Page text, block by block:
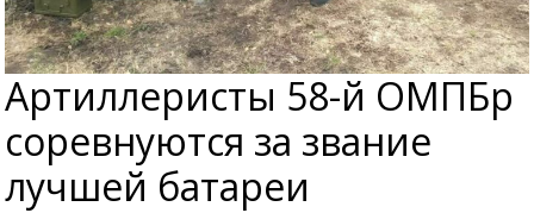
Артиллеристы 58-й ОМПБр
соревнуются за звание
лучшей батареи